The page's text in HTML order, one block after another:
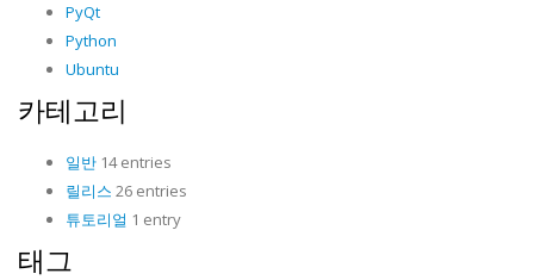
PyQt
Python
Ubuntu
카테고리
일반 14 entries
릴리스 26 entries
튜토리얼 1 entry
태그